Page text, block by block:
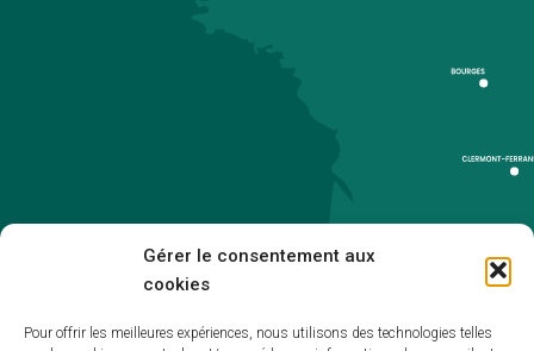
Gérer le consentement aux
cookies
Pour offrir les meilleures expériences, nous utilisons des technologies telles